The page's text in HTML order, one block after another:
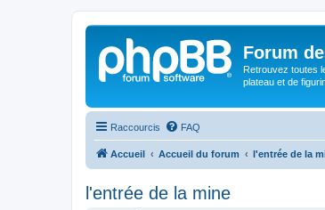
Forum
Retrouvez toutes
plateau et de
Raccourcis FAQ
Accueil Accueil du forum l'entrée de la
l'entrée de la mine